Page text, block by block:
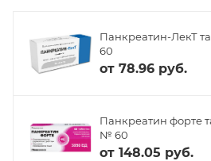
Панкреатин-ЛекТ
60
от 78.96 руб.
Панкреатин форте
№ 60
от 148.05 руб.